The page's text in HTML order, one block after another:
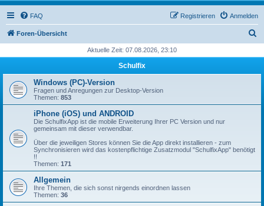
FAQ Anmelden
Registrieren
Foren-Übersicht
h
Aktuelle Zeit: 07.08.2026, 23:10
Schulfix
Windows (PC)-Version
Fragen und Anregungen zur Desktop-Version
Themen: 853
iPhone (iOS) und ANDROID
Die SchulfixApp ist die mobile Erweiterung Ihrer PC Version und nur
gemeinsam mit dieser verwendbar.
Über die jeweiligen Stores können Sie die App direkt installieren - zum
Synchronisieren wird das kostenpflichtige Zusatzmodul "SchulfixApp" benötigt
!!
Themen: 171
Allgemein
Ihre Themen, die sich sonst nirgends einordnen lassen
Themen: 36